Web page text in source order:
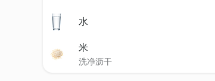
水
米
洗净沥干